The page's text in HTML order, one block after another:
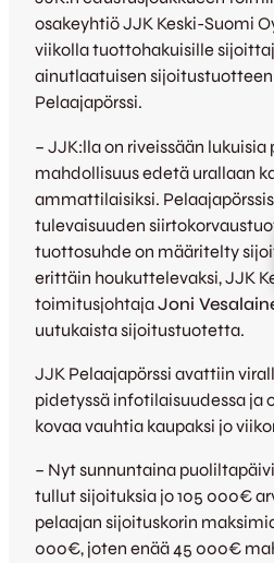
osakeyhtiö JJK Keski-Suomi
viikolla tuottohakuisille
ainutlaatuisen
Pelaajapörssi.
– JJK:lla on riveissään lukuisia
mahdollisuus edetä urallaan
ammattilaisiksi.
tulevaisuuden
tuottosuhde on määritelty
erittäin houkuttelevaksi, JJK
toimitusjohtajaJoni
uutukaista sijoitustuotetta.
JJK Pelaajapörssi avattiin
pidetyssä infotilaisuudessa ja
kovaa vauhtia kaupaksi jo
– Nyt sunnuntaina
tullut sijoituksia jo 105 000€
pelaajan sijoituskorin
000€, joten enää 45 000€